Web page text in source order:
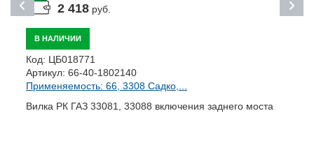
2 418руб.
В НАЛИЧИИ
Код: ЦБ018771
Артикул: 66-40-1802140
Применяемость: 66, 3308 Садко,...
Вилка РК ГАЗ 33081, 33088 включения заднего моста